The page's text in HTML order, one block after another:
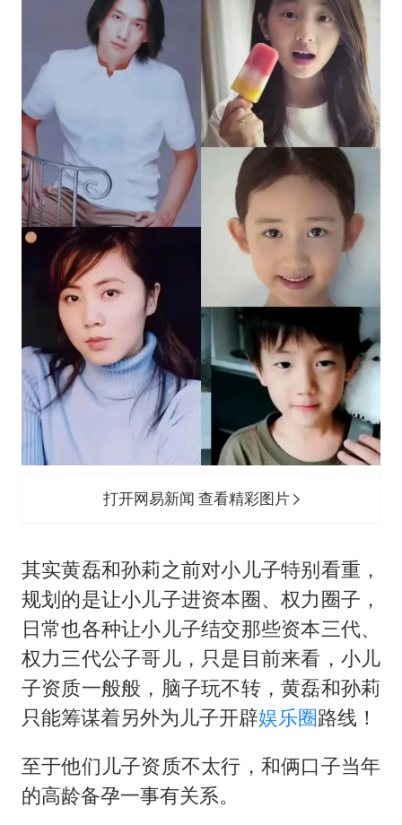
打开网易新闻 查看精彩图片
其实黄磊和孙莉之前对小儿子特别看重，
规划的是让小儿子进资本圈、权力圈子，
日常也各种让小儿子结交那些资本三代、
权力三代公子哥儿，只是目前来看，小儿
子资质一般般，脑子玩不转，黄磊和孙莉
只能筹谋着另外为儿子开辟娱乐圈路线！
至于他们儿子资质不太行，和俩口子当年
的高龄备孕一事有关系。